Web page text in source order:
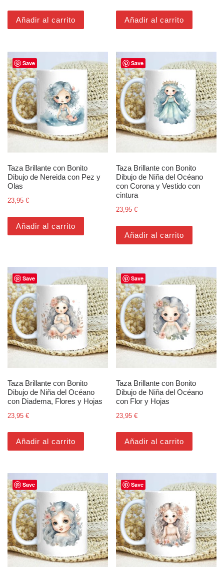
Añadir al carrito Añadir al carrito
Save
Taza Brillante con Bonito
Dibujo de Nereida con Pez y
Olas
23,95 €
Añadir al carrito
Save
Taza Brillante con Bonito
Dibujo de Niña del Océano
con Corona y Vestido con
cintura
23,95€
Añadir al carrito
Save
Taza Brillante con Bonito
Dibujo de Niña del Océano
con Diadema, Flores y Hojas
23,95 €
Añadir al carrito
Save
Taza Brillante con Bonito
Dibujo de Niña del Océano
con Flor y Hojas
23,95€
Añadir al carrito
Save Save